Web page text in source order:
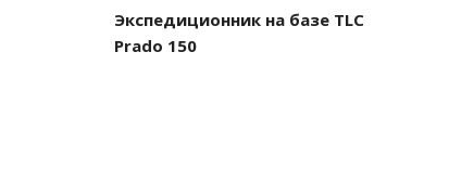
Экспедиционник на базе TLC
Prado 150